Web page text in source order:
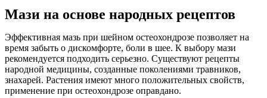
Мази на основе народных рецептов
Эффективная мазь при шейном остеохондрозе позволяет на
время забыть о дискомфорте, боли в шее. К выбору мази
рекомендуется подходить серьезно. Существуют рецепты
народной медицины, созданные поколениями травников,
знахарей. Растения имеют много положительных свойств,
применение при остеохондрозе оправдано.